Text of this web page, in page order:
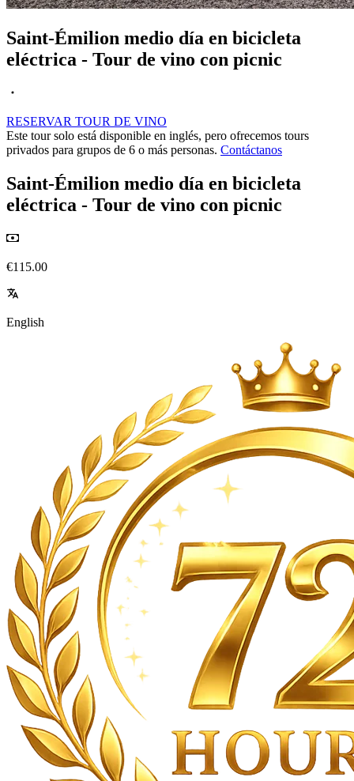
Saint-Émilion medio día en bicicleta
eléctrica - Tour de vino con picnic
RESERVAR TOUR DE VINO
Este tour solo está disponible en inglés, pero ofrecemos tours
privados para grupos de 6 o más personas. Contáctanos
Saint-Émilion medio día en bicicleta
eléctrica - Tour de vino con picnic
€115.00
English